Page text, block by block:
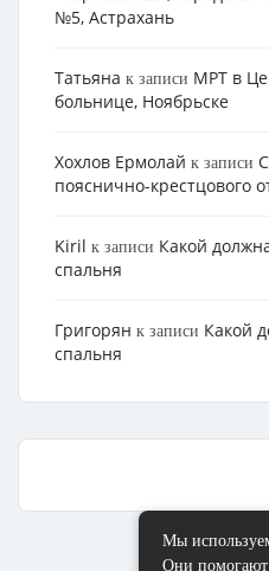
№5, Астрахань
Татьяна к записи МРТ в
больнице, Ноябрьске
Хохлов Ермолай к записи
пояснично-крестцового
Kiril к записи Какой
спальня
Григорян к записи Какой
спальня
Мы
Они помогают